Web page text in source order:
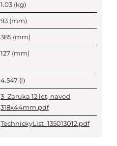
1.03 (kg)
93 (mm)
385 (mm)
127 (mm)
4.547 (l)
3_Zaruka 12 let, navod
318x44mm.pdf
TechnickyList_135013012.pdf